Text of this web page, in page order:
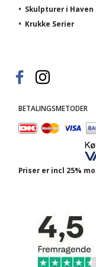
• Skulpturer i Haven
• Krukke Serier
BETALINGSMETODER
Priser er incl 25%